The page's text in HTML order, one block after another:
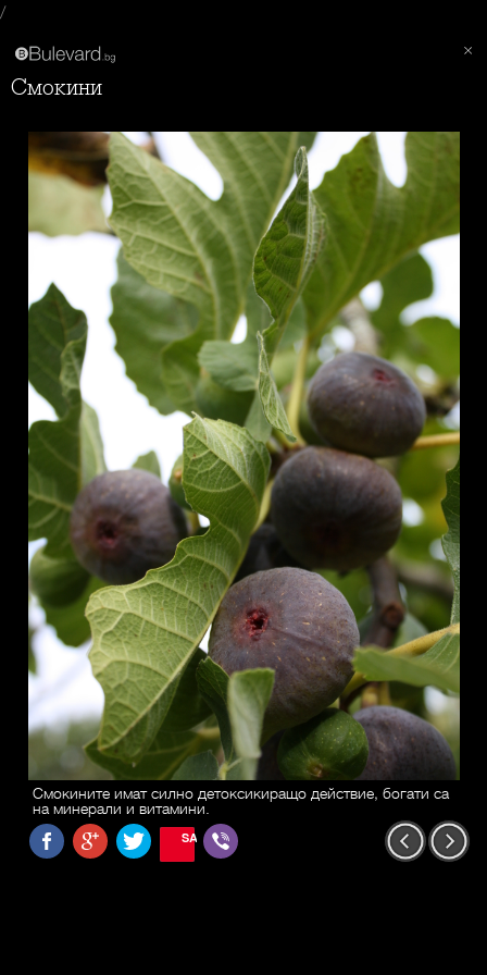
/
Смокини
Смокините имат силно детоксикиращо действие, богати са
на минерали и витамини.
SAVE